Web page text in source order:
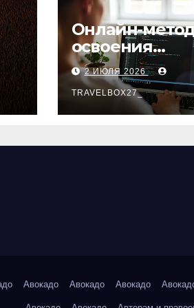
Онлайн-
освоения
актуальных
профессий
2 ИЮЛЯ 2026
TRAVELBOX27_
Авокадо Авокадо Авокадо